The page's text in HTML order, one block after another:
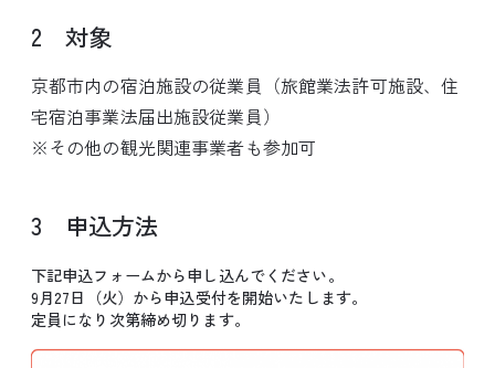
2 対象
京都市内の宿泊施設の従業員（旅館業法許可施設、住
宅宿泊事業法届出施設従業員）
※その他の観光関連事業者も参加可
3 申込方法
下記申込フォームから申し込んでください。
9月27日（火）から申込受付を開始いたします。
定員になり次第締め切ります。